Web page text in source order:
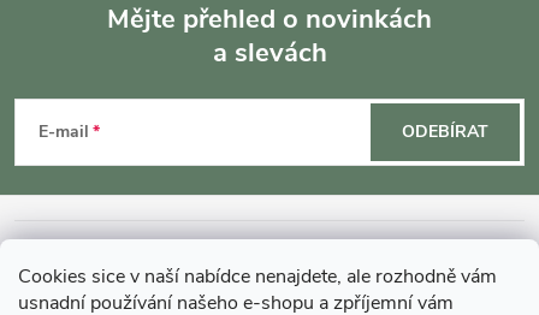
Cookies sice v naší nabídce nenajdete, ale rozhodně vám
usnadní používání našeho e-shopu a zpříjemní vám
p
a
Mějte přehled o novinkách
a slevách
E-mail ODEBÍRAT